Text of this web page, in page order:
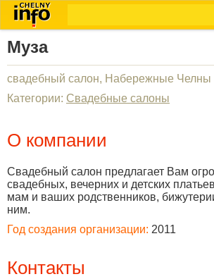
Муза
свадебный салон, Набережные Челны
Категории: Свадебные салоны
О компании
Свадебный салон предлагает Вам
свадебных, вечерних и детских
мам и ваших родственников,
ним.
Год создания организации: 2011
Контакты